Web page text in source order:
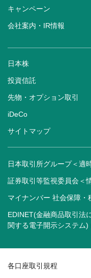
キャンペーン
会社案内・IR情報
日本株
投資信託
先物・オプション取引
iDeCo
サイトマップ
日本取引所グループ＜適
証券取引等監視委員会＜
マイナンバー 社会保障・
EDINET(金融商品取引法
関する電子開示システム)
各口座取引規程